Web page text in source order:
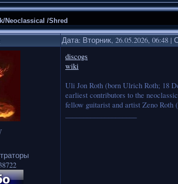
Neoclassical /Shred
Дата: Вторник, 26.05.2026, 06:48
discogs
wiki
Uli Jon Roth (born Ulrich Roth; 18
earliest contributors to the
fellow guitarist and artist Zeno Roth